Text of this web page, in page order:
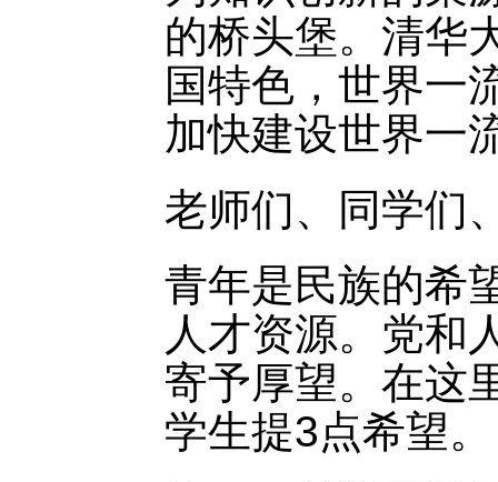
的桥头堡。清华
国特色，世界一
加快建设世界一
老师们、同学们
青年是民族的希
人才资源。党和
寄予厚望。在这
学生提3点希望。